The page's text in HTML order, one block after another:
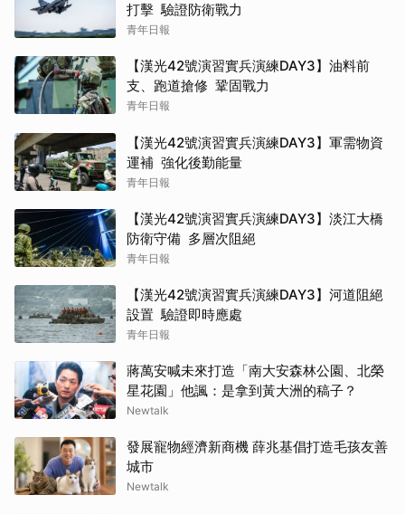
打擊 驗證防衛戰力
青年日報
【漢光42號演習實兵演練DAY3】油料前
支、跑道搶修 鞏固戰力
青年日報
【漢光42號演習實兵演練DAY3】軍需物資
運補 強化後勤能量
青年日報
【漢光42號演習實兵演練DAY3】淡江大橋
防衛守備 多層次阻絕
青年日報
【漢光42號演習實兵演練DAY3】河道阻絕
設置 驗證即時應處
青年日報
蔣萬安喊未來打造「南大安森林公園、北榮
星花園」他諷：是拿到黃大洲的稿子？
Newtalk
發展寵物經濟新商機 薛兆基倡打造毛孩友善
城市
Newtalk